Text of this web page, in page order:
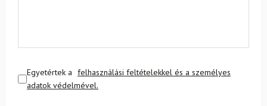
Egyetértek a felhasználási feltételekkel és a személyes
adatok védelmével.